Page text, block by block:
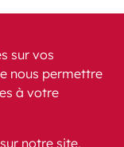
sur vos
nous permettre
à votre
notre site,